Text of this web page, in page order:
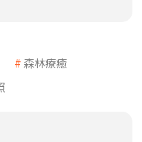
森林療癒